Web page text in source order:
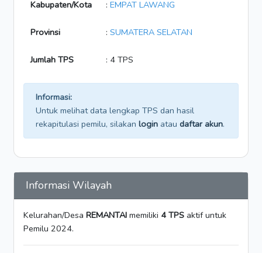
Kabupaten/Kota : EMPAT LAWANG
Provinsi : SUMATERA SELATAN
Jumlah TPS : 4 TPS
Informasi:
Untuk melihat data lengkap TPS dan hasil
rekapitulasi pemilu, silakan login atau daftar akun.
Informasi Wilayah
Kelurahan/Desa REMANTAI memiliki 4 TPS aktif untuk
Pemilu 2024.